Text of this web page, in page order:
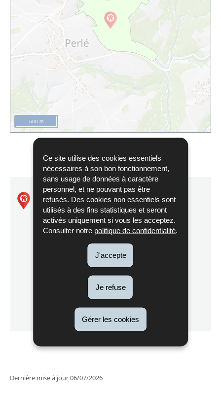
Ce site utilise des cookies essentiels
nécessaires à son bon fonctionnement,
sans usage de données à caractère
personnel, et ne pouvant pas être
refusés. Des cookies non essentiels sont
utilisés à des fins statistiques et seront
activés uniquement si vous les acceptez.
Consulter notre politique de confidentialité
J'accepte
Je refuse
Gérer les cookies
500 m
Natura2000 - LU0001037
Perlé - Anciennes Ardoisières
de Natura2000
LU0001037
Localisez sur la carte
Dernière mise à jour06/07/2026